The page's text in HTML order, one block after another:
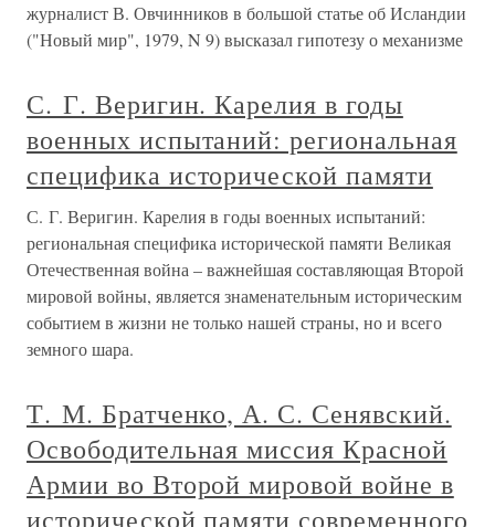
журналист В. Овчинников в большой статье об Исландии
("Новый мир", 1979, N 9) высказал гипотезу о механизме
С. Г. Веригин. Карелия в годы
военных испытаний: региональная
специфика исторической памяти
С. Г. Веригин. Карелия в годы военных испытаний:
региональная специфика исторической памяти Великая
Отечественная война – важнейшая составляющая Второй
мировой войны, является знаменательным историческим
событием в жизни не только нашей страны, но и всего
земного шара.
Т. М. Братченко, А. С. Сенявский.
Освободительная миссия Красной
Армии во Второй мировой войне в
исторической памяти современного